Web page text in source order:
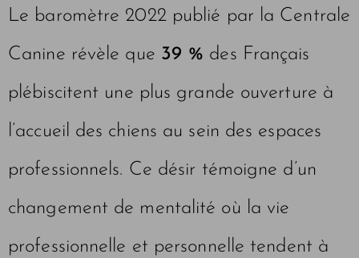
Le baromètre 2022 publié par la Centrale
Canine révèle que 39 % des Français
plébiscitent une plus grande ouverture à
l’accueil des chiens au sein des espaces
professionnels. Ce désir témoigne d’un
changement de mentalité où la vie
professionnelle et personnelle tendent à